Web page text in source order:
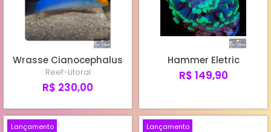
Wrasse Cianocephalus
Reef-Litoral
R$ 230,00
Hammer Eletric
R$ 149,90
Lançamento Lançamento